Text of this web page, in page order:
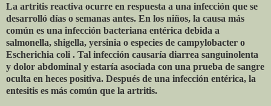
La artritis reactiva ocurre en respuesta a una infección que se
desarrolló días o semanas antes. En los niños, la causa más
común es una infección bacteriana entérica debida a
salmonella, shigella, yersinia o especies de campylobacter o
Escherichia coli . Tal infección causaría diarrea sanguinolenta
y dolor abdominal y estaría asociada con una prueba de sangre
oculta en heces positiva. Después de una infección entérica, la
entesitis es más común que la artritis.